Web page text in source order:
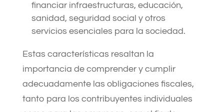
financiar infraestructuras, educación,
sanidad, seguridad social y otros
servicios esenciales para la sociedad.
Estas características resaltan la
importancia de comprender y cumplir
adecuadamente las obligaciones fiscales,
tanto para los contribuyentes individuales